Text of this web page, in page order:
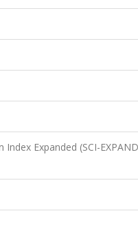
Index Expanded (SCI-